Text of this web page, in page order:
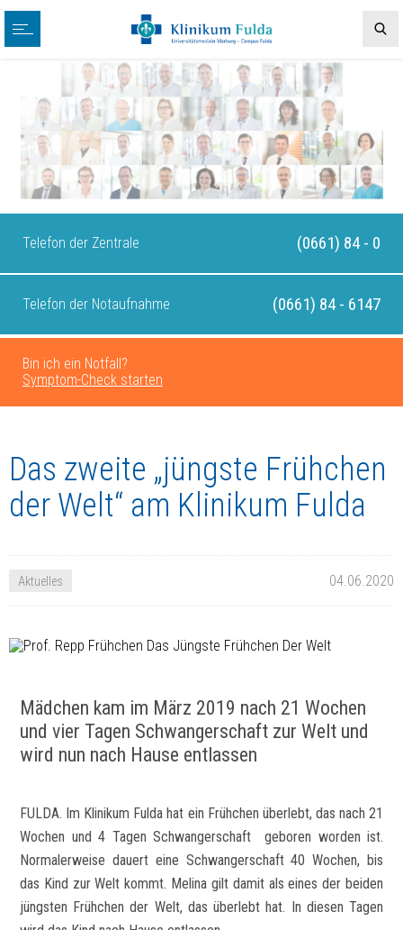
Telefon der Zentrale (0661) 84 - 0
Telefon der Notaufnahme (0661) 84 - 6147
Bin ich ein Notfall?
Symptom-Check starten
Das zweite „jüngste Frühchen
der Welt“ am Klinikum Fulda
Aktuelles 04.06.2020
Mädchen kam im März 2019 nach 21 Wochen
und vier Tagen Schwangerschaft zur Welt und
wird nun nach Hause entlassen
FULDA. Im Klinikum Fulda hat ein Frühchen überlebt, das nach 21
Wochen und 4 Tagen Schwangerschaft geboren worden ist.
Normalerweise dauert eine Schwangerschaft 40 Wochen, bis
das Kind zur Welt kommt. Melina gilt damit als eines der beiden
jüngsten Frühchen der Welt, das überlebt hat. In diesen Tagen